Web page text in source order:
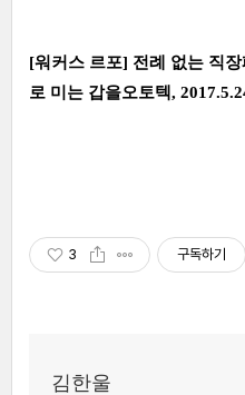
[워커스 르포] 전례 없는 직
로 미는 갑을오토텍,
3 구독하기
김한울